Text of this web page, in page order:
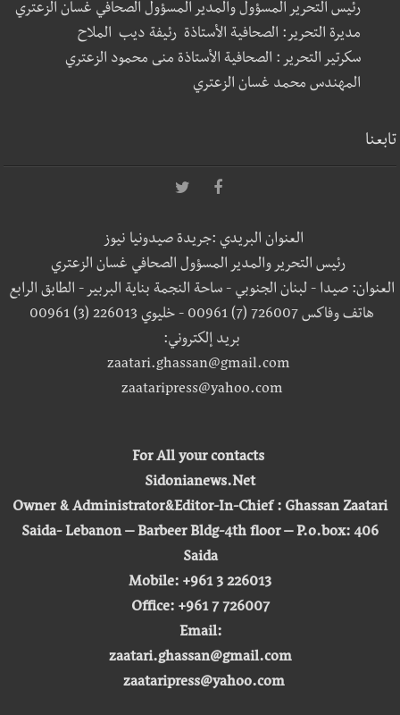
رئيس التحرير المسؤول والمدير المسؤول الصحافي غسان الزعتري
مديرة التحرير: الصحافية الأستاذة رئيفة ديب الملاح
سكرتير التحرير : الصحافية الأستاذة منى محمود الزعتري
المهندس محمد غسان الزعتري
تابعنا
العنوان البريدي :جريدة صيدونيا نيوز
رئيس التحرير والمدير المسؤول الصحافي غسان الزعتري
العنوان: صيدا - لبنان الجنوبي - ساحة النجمة بناية البربير - الطابق الرابع
هاتف وفاكس 726007 (7) 00961 - خليوي 226013 (3) 00961
بريد إلكتروني:
zaatari.ghassan@gmail.com
zaataripress@yahoo.com
For All your contacts
Sidonianews.Net
Owner & Administrator&Editor-In-Chief : Ghassan Zaatari
Saida- Lebanon – Barbeer Bldg-4th floor – P.o.box: 406
Saida
Mobile: +961 3 226013
Office: +961 7 726007
Email:
zaatari.ghassan@gmail.com
zaataripress@yahoo.com